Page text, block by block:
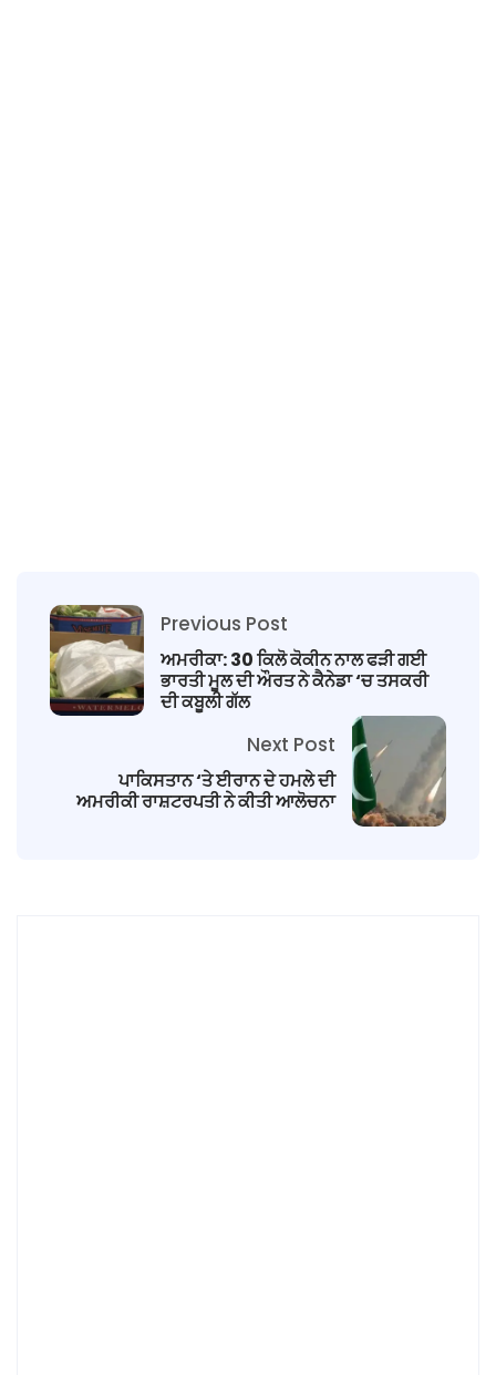
Previous Post
ਅਮਰੀਕਾ: 30 ਕਿਲੋ ਕੋਕੀਨ ਨਾਲ ਫੜੀ ਗਈ
ਭਾਰਤੀ ਮੂਲ ਦੀ ਔਰਤ ਨੇ ਕੈਨੇਡਾ ‘ਚ ਤਸਕਰੀ
ਦੀ ਕਬੂਲੀ ਗੱਲ
Next Post
ਪਾਕਿਸਤਾਨ ‘ਤੇ ਈਰਾਨ ਦੇ ਹਮਲੇ ਦੀ
ਅਮਰੀਕੀ ਰਾਸ਼ਟਰਪਤੀ ਨੇ ਕੀਤੀ ਆਲੋਚਨਾ